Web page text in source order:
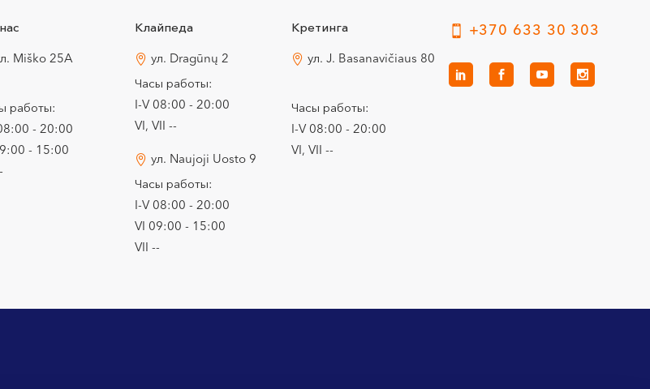
Miško 25A
работы:
- 20:00
- 15:00
Клайпеда
ул. Dragūnų 2
Часы работы:
I-V 08:00 - 20:00
VI, VII --
ул. Naujoji Uosto 9
Часы работы:
I-V 08:00 - 20:00
VI 09:00 - 15:00
VII --
Кретинга
ул. J. Basanavičiaus 80
Часы работы:
I-V 08:00 - 20:00
VI, VII --
+370 633 30 303